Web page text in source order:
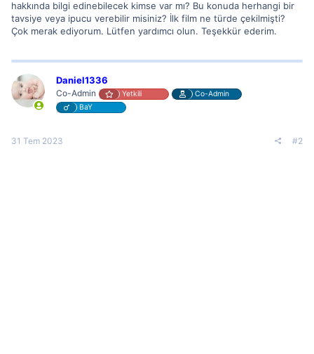
hakkında bilgi edinebilecek kimse var mı? Bu konuda herhangi bir
tavsiye veya ipucu verebilir misiniz? İlk film ne türde çekilmişti?
Çok merak ediyorum. Lütfen yardımcı olun. Teşekkür ederim.
Daniel1336
Co-Admin Yetkili
Co-Admin
BaY
31 Tem 2023 #2